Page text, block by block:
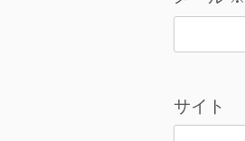
サイト